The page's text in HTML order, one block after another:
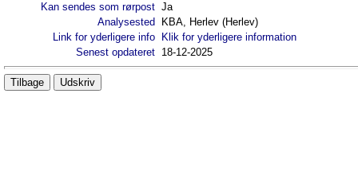
Kan sendes som rørpost Ja
Analysested
KBA, Herlev (Herlev)
Link for yderligere info
Klik for yderligere information
Senest opdateret 18-12-2025